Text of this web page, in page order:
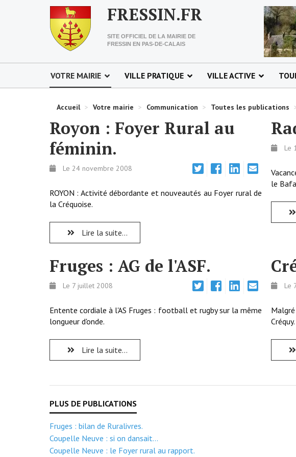
FRESSIN.FR
SITE OFFICIEL DE LA MAIRIE DE
FRESSIN EN PAS-DE-CALAIS
VOTRE MAIRIE VILLE PRATIQUE VILLE ACTIVE
Accueil > Votre mairie > Communication > Toutes les publications
Royon : Foyer Rural au
féminin.
Le 24 novembre 2008
ROYON : Activité débordante et nouveautés au Foyer rural de
la Créquoise.
Lire la suite...
Le
le
Fruges : AG de l'ASF.
Le 7 juillet 2008
Entente cordiale à l'AS Fruges : football et rugby sur la même
longueur d'onde.
Lire la suite...
Le
Créquy.
Fruges : bilan de Ruralivres.
Coupelle Neuve : si on dansait...
Coupelle Neuve : le Foyer rural au rapport.